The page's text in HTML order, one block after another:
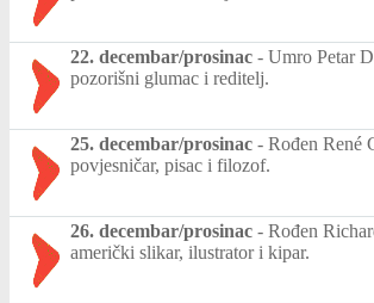
22. decembar/prosinac - Umro Petar
pozorišni glumac i reditelj.
25. decembar/prosinac - Rođen René
povjesničar, pisac i filozof.
26. decembar/prosinac - Rođen
američki slikar, ilustrator i kipar.